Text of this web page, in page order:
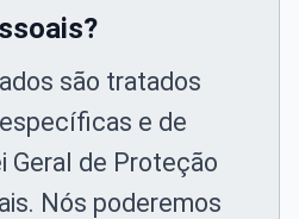
são tratados
e de
Geral de Proteção
Nós poderemos